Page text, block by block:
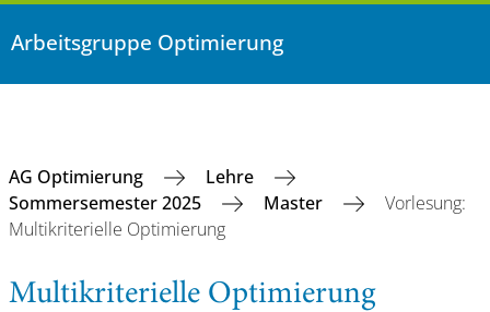
Arbeitsgruppe Optimierung
AG Optimierung
Lehre
Sommersemester 2025
Master
Vorlesung:
Multikriterielle Optimierung
Multikriterielle Optimierung